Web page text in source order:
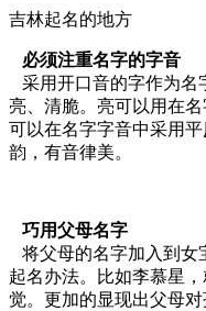
吉林起名的地方
必须注重名字的字音
采用开口音的字作为名
亮、清脆。亮可以用在
可以在名字字音中采用
韵，有音律美。
巧用父母名字
将父母的名字加入到女
起名办法。比如李慕星
觉。更加的显现出父母对